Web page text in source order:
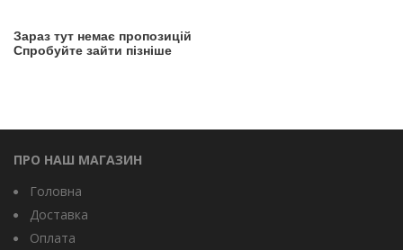
Зараз тут немає пропозицій
Спробуйте зайти пізніше
ПРО НАШ МАГАЗИН
Головна
Доставка
Оплата